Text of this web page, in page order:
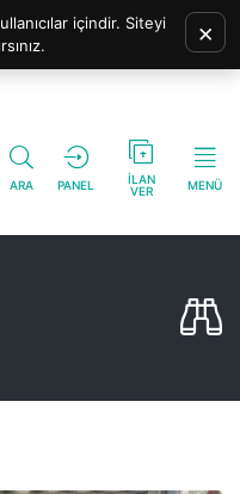
ARA PANEL
İLAN
VER
MENÜ
içindir. Siteyi
×